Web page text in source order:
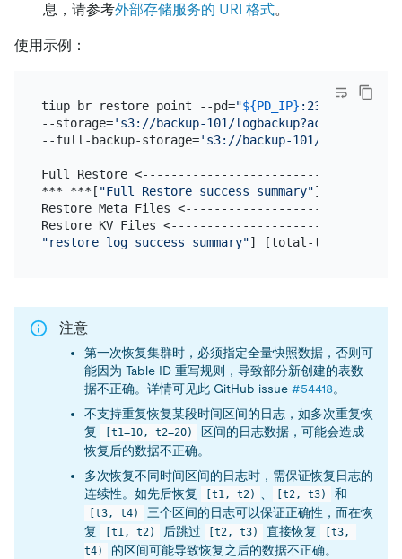
息，请参考外部存储服务的 URI 格式。
使用示例：
tiup br restore point --pd="${PD_IP} :2379"
--storage='s3://backup-101/logbackup?access-
--full-backup-storage='s3://backup-101/snapshot-
Full Restore
*** ***[ "Full Restore success summary"] ******
Restore Meta Files
"restore log success summary"
注意
第一次恢复集群时，必须指定全量快照数据，否则可
能因为 Table ID 重写规则，导致部分新创建的表数
据不正确。详情可见此 GitHub issue #54418。
不支持重复恢复某段时间区间的日志，如多次重复恢
复
[t1=10, t2=20)
区间的日志数据，可能会造成
恢复后的数据不正确。
多次恢复不同时间区间的日志时，需保证恢复日志的
连续性。如先后恢复
[t1, t2) [t2, t3) 和
[t3, t4)
三个区间的日志可以保证正确性，而在恢
复
[t1, t2) 后跳过 [t2, t3) 直接恢复
[t3,
t4)
的区间可能导致恢复之后的数据不正确。